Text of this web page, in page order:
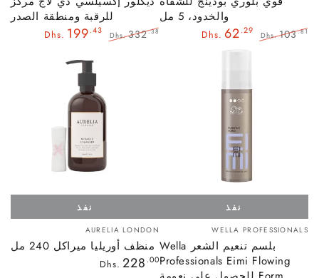
والخدود، 5 مل
Dhs. 103.81
Dhs. 62.29
للرقبة ومنطقة الصدر
Dhs. 332.38
البيع
Dhs. 199.43
بائع:
WELLA PROFESSIONALS
بلسم تنعيم الشعر Wella
Professionals Eimi Flowing
نفذ
بائع:
AURELIA LONDON
منظف ​​أوريليا ميراكل 240 مل
Dhs. 228 .00
نفذ